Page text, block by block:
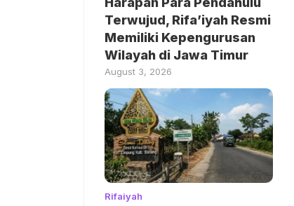
Terwujud, Rifa’iyah Resmi
Memiliki Kepengurusan
Wilayah di Jawa Timur
August 3, 2026
Rifaiyah